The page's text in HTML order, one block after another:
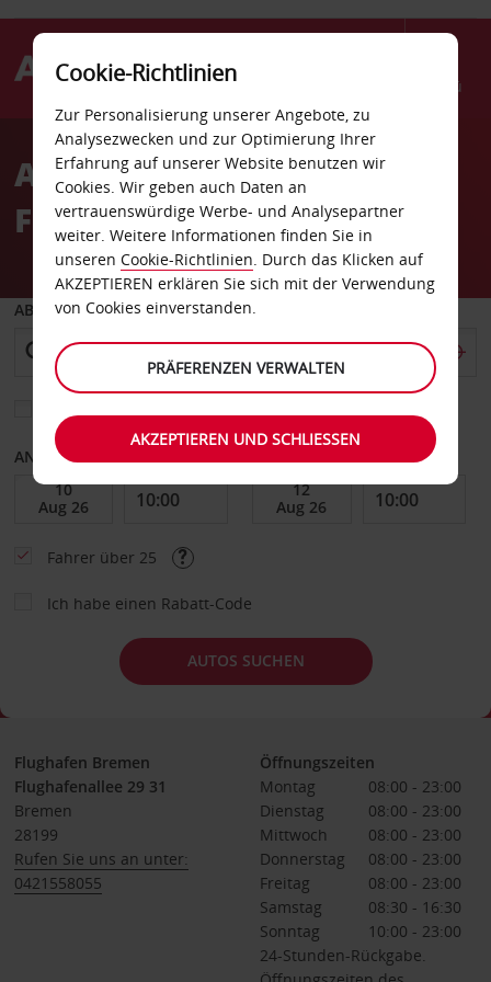
Menü
AvisAutovermietung Bremen
Flughafen
ABHOLEN VON
ANFANGSDATUM
Fahrer über 25
Ich habe einen Rabatt-Code
AUTOS SUCHEN
Flughafen Bremen
Flughafenallee 29 31
Bremen
28199
Rufen Sie uns an unter:
0421558055
Öffnungszeiten
Montag
08:00 - 23:00
Dienstag
08:00 - 23:00
Mittwoch
08:00 - 23:00
Donnerstag
08:00 - 23:00
Freitag
08:00 - 23:00
Samstag
08:30 - 16:30
Sonntag
10:00 - 23:00
24-Stunden-Rückgabe.
Cookie-Richtlinien
Zur Personalisierung unserer Angebote, zu
Analysezwecken und zur Optimierung Ihrer
Erfahrung auf unserer Website benutzen wir
Cookies. Wir geben auch Daten an
vertrauenswürdige Werbe- und Analysepartner
weiter. Weitere Informationen finden Sie in
unseren Cookie-Richtlinien. Durch das Klicken auf
AKZEPTIEREN erklären Sie sich mit der Verwendung
von Cookies einverstanden.
PRÄFERENZEN VERWALTEN
AKZEPTIEREN UND SCHLIESSEN